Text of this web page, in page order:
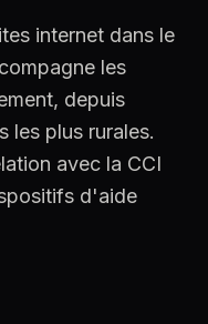
internet dans le
les
depuis
les plus rurales.
avec la CCI
d'aide